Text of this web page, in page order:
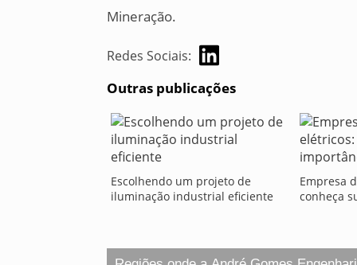
Mineração.
Redes Sociais:
Outras publicações
Escolhendo um projeto de
iluminação industrial eficiente
Empresa
conheça